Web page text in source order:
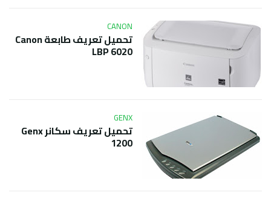
CANON
تحميل تعريف طابعة Canon
LBP 6020
GENX
تحميل تعريف سكانر Genx
1200